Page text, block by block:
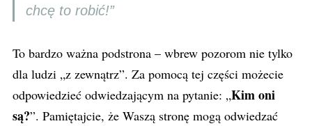
chcę to robić!”
To bardzo ważna podstrona – wbrew pozorom nie tylko
dla ludzi „z zewnątrz”. Za pomocą tej części możecie
odpowiedzieć odwiedzającym na pytanie: „Kim oni
są?”. Pamiętajcie, że Waszą stronę mogą odwiedzać